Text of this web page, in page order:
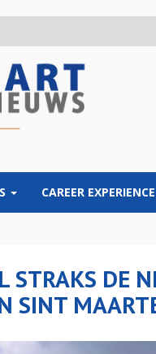
CAREER EXPERIENCE
STRAKS DE
SINT